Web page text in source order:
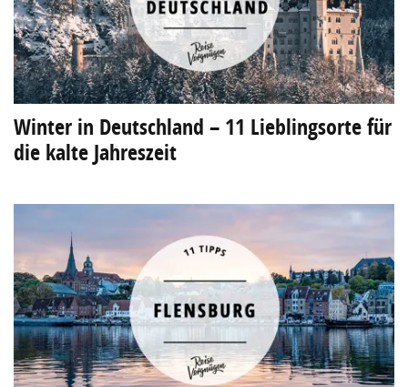
Winter in Deutschland – 11 Lieblingsorte für
die kalte Jahreszeit